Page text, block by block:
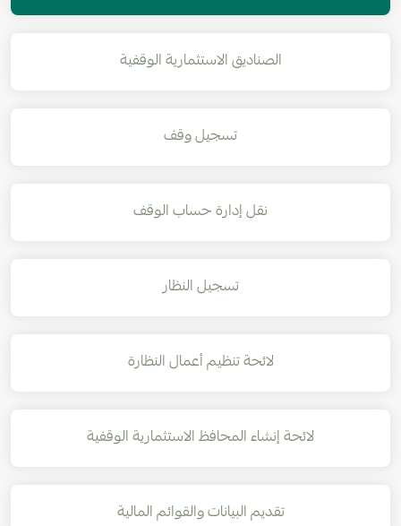
الصناديق الاستثمارية الوقفية
تسجيل وقف
نقل إدارة حساب الوقف
تسجيل النظار
لائحة تنظيم أعمال النظارة
لائحة إنشاء المحافظ الاستثمارية الوقفية
تقديم البيانات والقوائم المالية